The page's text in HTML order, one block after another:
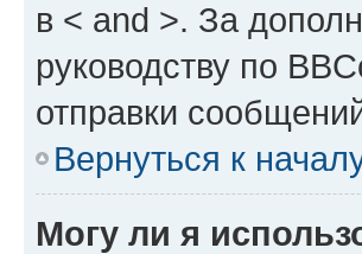
в < and >. За
руководству по
отправки
Вернуться к
Могу ли я